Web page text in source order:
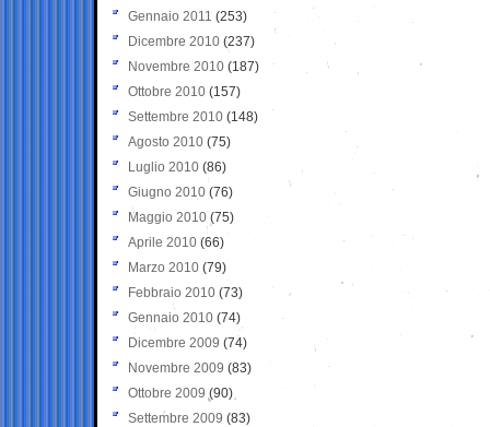
Gennaio 2011 (253)
Dicembre 2010 (237)
Novembre 2010 (187)
Ottobre 2010 (157)
Settembre 2010 (148)
Agosto 2010 (75)
Luglio 2010 (86)
Giugno 2010 (76)
Maggio 2010 (75)
Aprile 2010 (66)
Marzo 2010 (79)
Febbraio 2010 (73)
Gennaio 2010 (74)
Dicembre 2009 (74)
Novembre 2009 (83)
Ottobre 2009 (90)
Settembre 2009 (83)